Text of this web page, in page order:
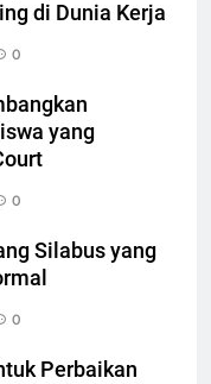
di Dunia Kerja
0
yang
0
Silabus yang
0
Perbaikan